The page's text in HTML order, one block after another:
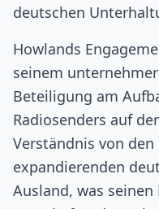
deutschen
Howlands
seinem
Beteiligung am
Radiosenders auf
Verständnis von
expandierenden
Ausland, was